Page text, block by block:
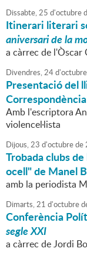
Dissabte,25 d'octubre
Itinerari literari
aniversari de la
a càrrec de l'Òscar
Divendres,24d'octubre
Presentació del
Amb l'escriptora
violencel·lista
Dijous,23 d'octubrede
Trobada clubs
ocell" de Manel
amb la periodista
Dimarts,21 d'octubre
Conferència
segle XXI
a càrrec de Jordi